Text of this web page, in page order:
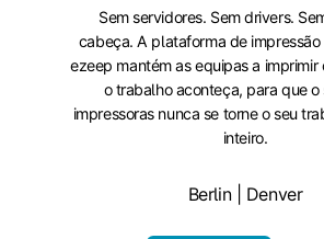
Sem servidores. Sem drivers.
cabeça. A plataforma de impressão
ezeep mantém as equipas a imprimir
o trabalho aconteça, para que o
impressoras nunca se torne o seu
inteiro.
Berlin | Denver